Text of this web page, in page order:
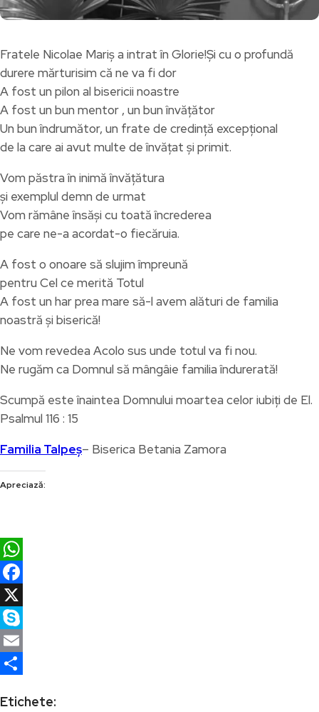
Fratele Nicolae Mariș a intrat în Glorie!Și cu o profundă
durere mărturisim că ne va fi dor
A fost un pilon al bisericii noastre
A fost un bun mentor , un bun învățător
Un bun îndrumător, un frate de credință excepțional
de la care ai avut multe de învățat și primit.
Vom păstra în inimă învățătura
și exemplul demn de urmat
Vom rămâne însăși cu toată încrederea
pe care ne-a acordat-o fiecăruia.
A fost o onoare să slujim împreună
pentru Cel ce merită Totul
A fost un har prea mare să-l avem alături de familia
noastră și biserică!
Ne vom revedea Acolo sus unde totul va fi nou.
Ne rugăm ca Domnul să mângâie familia îndurerată!
Scumpă este înaintea Domnului moartea celor iubiţi de El.
Psalmul 116 : 15
Familia Talpeș– Biserica Betania Zamora
Apreciază:
WhatsApp
Facebook
X
Skype
Email
Etichete: